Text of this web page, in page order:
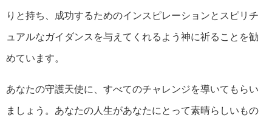
りと持ち、成功するためのインスピレーションとスピリチ
ュアルなガイダンスを与えてくれるよう神に祈ることを勧
めています。
あなたの守護天使に、すべてのチャレンジを導いてもらい
ましょう。あなたの人生があなたにとって素晴らしいもの